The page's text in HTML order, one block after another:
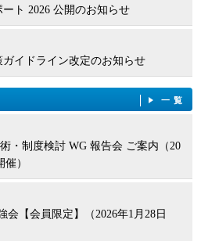
ト 2026 公開のお知らせ
イドライン改定のお知らせ
一覧
・制度検討 WG 報告会 ご案内（20
）
会【会員限定】（2026年1月28日